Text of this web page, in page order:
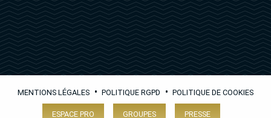
MENTIONS LÉGALES • POLITIQUE RGPD • POLITIQUE DE COOKIES
ESPACE PRO GROUPES PRESSE